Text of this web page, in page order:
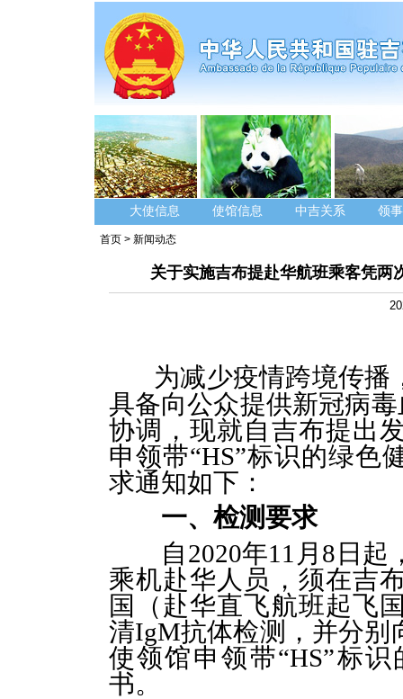
大使信息 使馆信息 中吉关系 领
首页 > 新闻动态
关于实施吉布提赴华航班乘客凭两
为减少疫情跨境传播
具备向公众提供新冠病
协调，现就自吉布提出
申领带“HS”标识的绿色
求通知如下：
一、检测要求
自2020年11月8日
乘机赴华人员，须在吉
国（赴华直飞航班起飞
清IgM抗体检测，并分别
使领馆申领带“HS”标
书。